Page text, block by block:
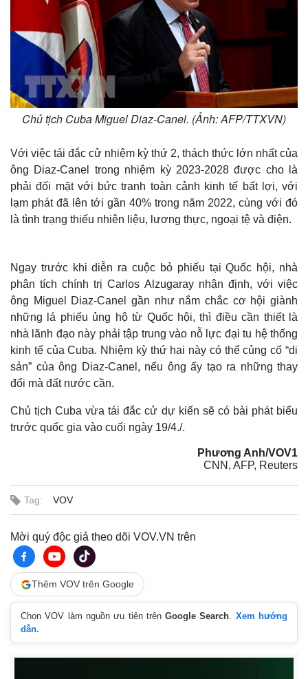
Quan sát
Cuộc sống đó đây
Hồ sơ
Chủ tịch Cuba Miguel Diaz-Canel. (Ảnh: AFP/TTXVN)
Với việc tái đắc cử nhiệm kỳ thứ 2, thách thức lớn nhất của
ông Diaz-Canel trong nhiệm kỳ 2023-2028 được cho là
phải đối mặt với bức tranh toàn cảnh kinh tế bất lợi, với
lạm phát đã lên tới gần 40% trong năm 2022, cùng với đó
là tình trạng thiếu nhiên liệu, lương thực, ngoại tệ và điện.
Ngay trước khi diễn ra cuộc bỏ phiếu tại Quốc hội, nhà
phân tích chính trị Carlos Alzugaray nhận định, với việc
ông Miguel Diaz-Canel gần như nắm chắc cơ hội giành
những lá phiếu ủng hộ từ Quốc hội, thì điều cần thiết là
nhà lãnh đạo này phải tập trung vào nỗ lực đại tu hệ thống
kinh tế của Cuba. Nhiệm kỳ thứ hai này có thể củng cố “di
sản” của ông Diaz-Canel, nếu ông ấy tạo ra những thay
đổi mà đất nước cần.
Chủ tịch Cuba vừa tái đắc cử dự kiến sẽ có bài phát biểu
trước quốc gia vào cuối ngày 19/4./.
Phương Anh/VOV1
CNN, AFP, Reuters
Tag: VOV
Mời quý độc giả theo dõi VOV.VN trên
Thêm VOV trên Google
Chọn VOV làm nguồn ưu tiên trênGoogle Search. Xem hướng
dẫn.